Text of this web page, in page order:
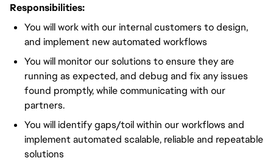
Responsibilities:
You willwork with our internal customers to design,
and implement new automated workflows
You will monitor our solutions to ensure they are
running as expected, and debug and fix any issues
found promptly, while communicating with our
partners.
You willidentify gaps/toil within our workflows and
implement automated scalable, reliable and repeatable
solutions